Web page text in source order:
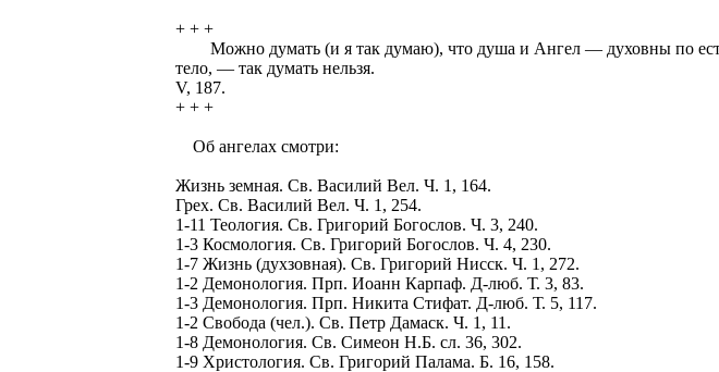
+ + +
Можно думать (и я так думаю), что душа и Ангел — духовны по
тело, — так думать нельзя.
V, 187.
+ + +
Об ангелах смотри:
Жизнь земная. Св. Василий Вел. Ч. 1, 164.
Грех. Св. Василий Вел. Ч. 1, 254.
1-11 Теология. Св. Григорий Богослов. Ч. 3, 240.
1-3 Космология. Св. Григорий Богослов. Ч. 4, 230.
1-7 Жизнь (духзовная). Св. Григорий Нисск. Ч. 1, 272.
1-2 Демонология. Прп. Иоанн Карпаф. Д-люб. Т. 3, 83.
1-3 Демонология. Прп. Никита Стифат. Д-люб. Т. 5, 117.
1-2 Свобода (чел.). Св. Петр Дамаск. Ч. 1, 11.
1-8 Демонология. Св. Симеон Н.Б. сл. 36, 302.
1-9 Христология. Св. Григорий Палама. Б. 16, 158.